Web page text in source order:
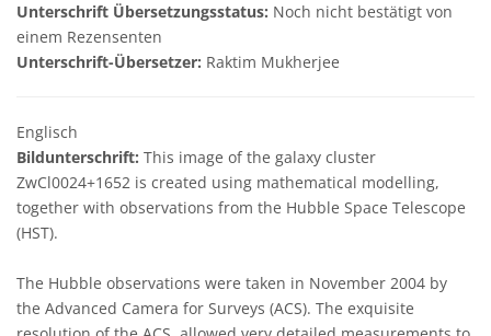
Unterschrift Übersetzungsstatus: Noch nicht bestätigt von
einem Rezensenten
Unterschrift-Übersetzer: Raktim Mukherjee
Englisch
Bildunterschrift: This image of the galaxy cluster
ZwCl0024+1652 is created using mathematical modelling,
together with observations from the Hubble Space Telescope
(HST).
The Hubble observations were taken in November 2004 by
the Advanced Camera for Surveys (ACS). The exquisite